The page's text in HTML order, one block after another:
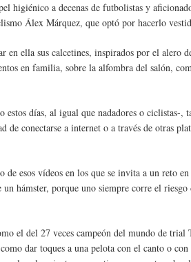
higiénico a decenas de futbolistas y
Álex Márquez, que optó por hacerlo
en ella sus calcetines, inspirados por el alero
en familia, sobre la alfombra del salón,
días, al igual que nadadores o ciclistas-,
conectarse a internet o a través de otras
esos vídeos en los que se invita a un reto
hámster, porque uno siempre corre el
el del 27 veces campeón del mundo de trial
dar toques a una pelota con el canto o